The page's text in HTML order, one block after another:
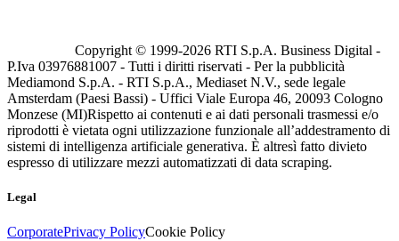
Copyright © 1999-2026 RTI S.p.A. Business Digital -
P.Iva 03976881007 - Tutti i diritti riservati - Per la pubblicità
Mediamond S.p.A. - RTI S.p.A., Mediaset N.V., sede legale
Amsterdam (Paesi Bassi) - Uffici Viale Europa 46, 20093 Cologno
Monzese (MI)Rispetto ai contenuti e ai dati personali trasmessi e/o
riprodotti è vietata ogni utilizzazione funzionale all’addestramento di
sistemi di intelligenza artificiale generativa. È altresì fatto divieto
espresso di utilizzare mezzi automatizzati di data scraping.
Legal
CorporatePrivacy PolicyCookie Policy